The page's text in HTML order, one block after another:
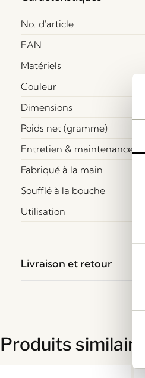
No. d'article
EAN
Matériels
Couleur
Dimensions
Poids net (gramme)
Entretien & maintenance
Fabriqué à la main
Soufflé à la bouche
Utilisation
Livraison et retour
Produits similaires